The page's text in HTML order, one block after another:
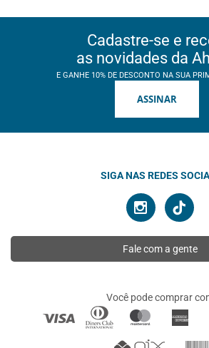
Cadastre-se e
as novidades da
E GANHE 10% DE DESCONTO NA SUA
ASSINAR
SIGA NAS REDES
Fale com a gente
Você pode comprar